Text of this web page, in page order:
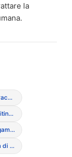
la
App di calorie tracking (rischi e dipendenza)
App di photo editing (manipolazione dell’immagine)
App di fitness (gamification del movimento)
Algoritmo (bolla di filtraggio dei contenuti DCA)